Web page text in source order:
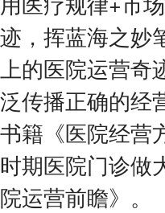
迹，挥蓝海之妙
上的医院运营奇
泛传播正确的经
书籍《医院经营
时期医院门诊做
院运营前瞻》。